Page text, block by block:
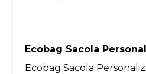
Ecobag Sacola
Ecobag Sacola